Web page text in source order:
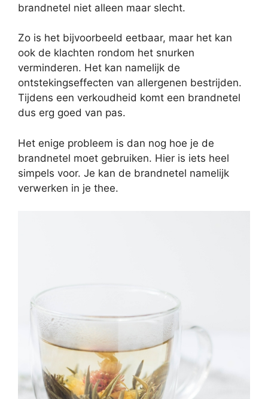
brandnetel niet alleen maar slecht.
Zo is het bijvoorbeeld eetbaar, maar het kan
ook de klachten rondom het snurken
verminderen. Het kan namelijk de
ontstekingseffecten van allergenen bestrijden.
Tijdens een verkoudheid komt een brandnetel
dus erg goed van pas.
Het enige probleem is dan nog hoe je de
brandnetel moet gebruiken. Hier is iets heel
simpels voor. Je kan de brandnetel namelijk
verwerken in je thee.